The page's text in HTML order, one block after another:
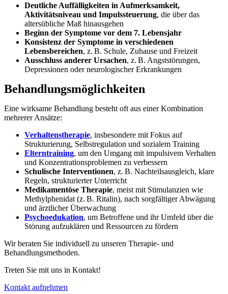
Deutliche Auffälligkeiten in Aufmerksamkeit,
Aktivitätsniveau und Impulssteuerung, die über das
altersübliche Maß hinausgehen
Beginn der Symptome vor dem 7. Lebensjahr
Konsistenz der Symptome in verschiedenen
Lebensbereichen, z. B. Schule, Zuhause und Freizeit
Ausschluss anderer Ursachen, z. B. Angststörungen,
Depressionen oder neurologischer Erkrankungen
Behandlungsmöglichkeiten
Eine wirksame Behandlung besteht oft aus einer Kombination
mehrerer Ansätze:
Verhaltenstherapie, insbesondere mit Fokus auf
Strukturierung, Selbstregulation und sozialem Training
Elterntraining, um den Umgang mit impulsivem Verhalten
und Konzentrationsproblemen zu verbessern
Schulische Interventionen, z. B. Nachteilsausgleich, klare
Regeln, strukturierter Unterricht
Medikamentöse Therapie, meist mit Stimulanzien wie
Methylphenidat (z. B. Ritalin), nach sorgfältiger Abwägung
und ärztlicher Überwachung
Psychoedukation, um Betroffene und ihr Umfeld über die
Störung aufzuklären und Ressourcen zu fördern
Wir beraten Sie individuell zu unseren Therapie- und
Behandlungsmethoden.
Treten Sie mit uns in Kontakt!
Kontakt aufnehmen